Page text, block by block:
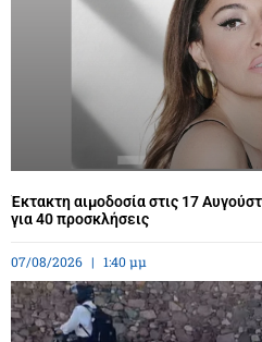
Έκτακτη αιμοδοσία στις 17
για 40 προσκλήσεις
07/08/2026 1:40 μμ